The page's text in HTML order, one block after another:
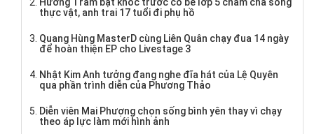
Hương Tràm bật khóc trước cô bé lớp 5 chăm cha sống
thực vật, anh trai 17 tuổi đi phụ hồ
Quang Hùng MasterD cùng Liên Quân chạy đua 14 ngày
để hoàn thiện EP cho Livestage 3
Nhật Kim Anh tưởng đang nghe đĩa hát của Lệ Quyên
qua phần trình diễn của Phương Thảo
Diễn viên Mai Phượng chọn sống bình yên thay vì chạy
theo áp lực làm mới hình ảnh